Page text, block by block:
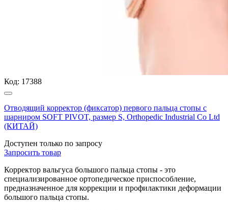
Код: 17388
Отводящий корректор (фиксатор) первого пальца стопы с
шарниром SOFT PIVOT, размер S, Orthopedic Industrial Co Ltd
(КИТАЙ)
Доступен только по запросу
Запросить товар
Корректор вальгуса большого пальца стопы - это
специализированное ортопедическое приспособление,
предназначенное для коррекции и профилактики деформации
большого пальца стопы.